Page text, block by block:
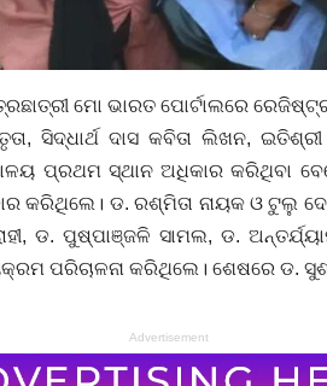
ମୋ ଭାରତ ପୋର୍ଟାଲରେ
ସିଦ୍ଧାର୍ଥ ଦାସ କବିତା ଲିଖନ,
ପ୍ରଥମ ସ୍ଥାନ ଅଧିକାର କରିଥିବା
କରିଥିଲେ। ଡ. ରଶ୍ମିତା ନାୟକ ଓ ଟୁଲୁ
ଡ. ପୁଷ୍ପାଞ୍ଜଳି ସାମଲ, ଡ.
ପରିଚାଳନା କରିଥିଲେ। ଶେଷରେ ଡ.
Advertisement